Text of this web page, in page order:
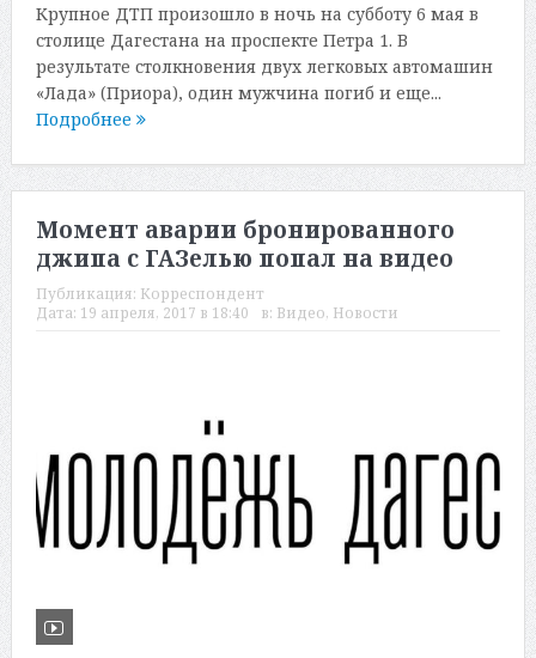
Крупное ДТП произошло в ночь на субботу 6 мая в
столице Дагестана на проспекте Петра 1. В
результате столкновения двух легковых автомашин
«Лада» (Приора), один мужчина погиб и еще...
Подробнее
Момент аварии бронированного
джипа с ГАЗелью попал на видео
Публикация: Корреспондент
Дата: 19 апреля, 2017 в 18:40 в: Видео, Новости